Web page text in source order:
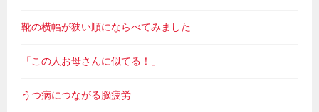
靴の横幅が狭い順にならべてみました
「この人お母さんに似てる！」
うつ病につながる脳疲労